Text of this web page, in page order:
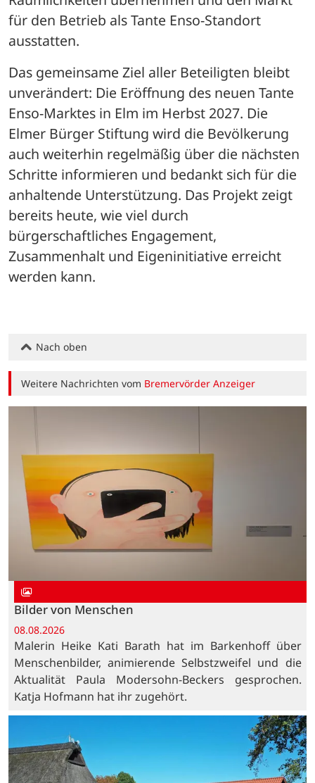
für den Betrieb als Tante Enso-Standort
ausstatten.
Das gemeinsame Ziel aller Beteiligten bleibt
unverändert: Die Eröffnung des neuen Tante
Enso-Marktes in Elm im Herbst 2027. Die
Elmer Bürger Stiftung wird die Bevölkerung
auch weiterhin regelmäßig über die nächsten
Schritte informieren und bedankt sich für die
anhaltende Unterstützung. Das Projekt zeigt
bereits heute, wie viel durch
bürgerschaftliches Engagement,
Zusammenhalt und Eigeninitiative erreicht
werden kann.
Nach oben
Weitere Nachrichten vom Bremervörder Anzeiger
Bilder von Menschen
08.08.2026
Malerin Heike Kati Barath hat im Barkenhoff über
Menschenbilder, animierende Selbstzweifel und die
Aktualität Paula Modersohn-Beckers gesprochen.
Katja Hofmann hat ihr zugehört.